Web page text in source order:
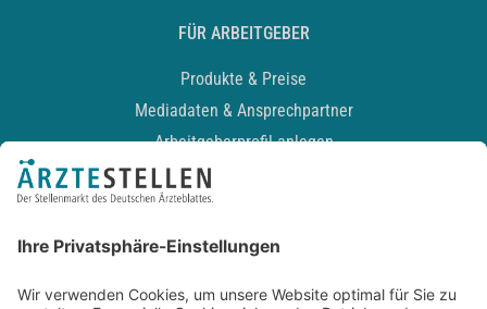
FÜR ARBEITGEBER
Produkte & Preise
Mediadaten & Ansprechpartner
Arbeitgeberprofil anlegen
Recruiting-Podcast
Kontakt